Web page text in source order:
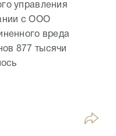
управления
с ООО
вреда
877 тысячи